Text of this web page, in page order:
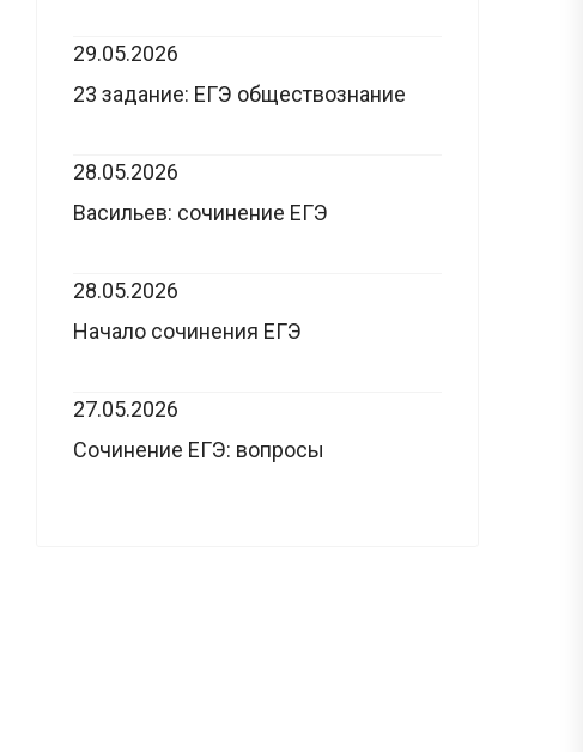
29.05.2026
23 задание: ЕГЭ обществознание
28.05.2026
Васильев: сочинение ЕГЭ
28.05.2026
Начало сочинения ЕГЭ
27.05.2026
Сочинение ЕГЭ: вопросы